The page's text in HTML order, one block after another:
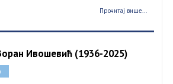
Прочитај више...
Ивошевић (1936-2025)